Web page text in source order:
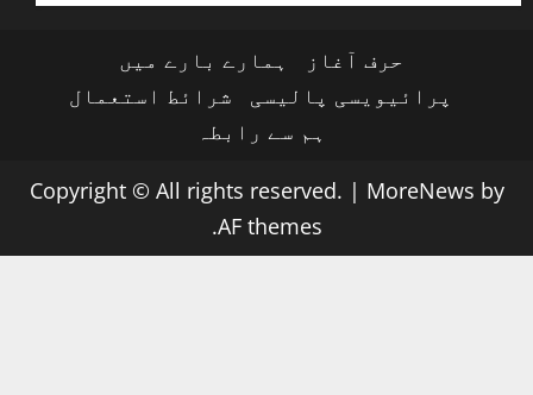
حرف آغاز
ہمارے بارے میں
پرائیویسی پالیسی
شرائط استعمال
ہم سے رابطہ
Copyright © All rights reserved. | MoreNews by
AF themes.